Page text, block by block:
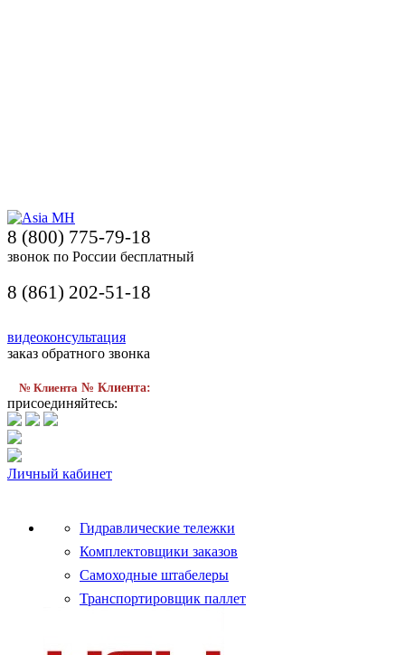
8 (800) 775-79-18
звонок по России бесплатный
8 (861) 202-51-18
видеоконсультация
заказ обратного звонка
№ Клиента № Клиента:
присоединяйтесь:
Личный кабинет
Гидравлические тележки
Комплектовщики заказов
Самоходные штабелеры
Транспортировщик паллет